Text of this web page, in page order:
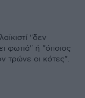
"δεν
φωτιά" ή "όποιος
τρώνε οι κότες".